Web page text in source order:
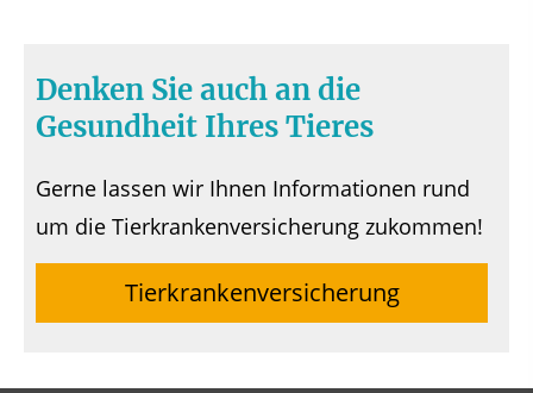
Denken Sie auch an die
Gesundheit Ihres Tieres
Gerne lassen wir Ihnen Informationen rund
um die Tierkrankenversicherung zukommen!
Tierkrankenversicherung